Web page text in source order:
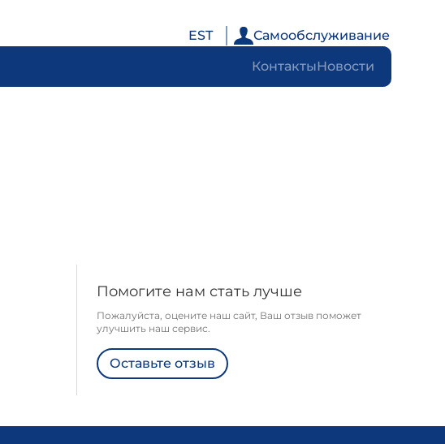
EST
Самообслуживание
КонтактыНовости
Помогите нам стать лучше
Пожалуйста, оцените наш сайт, Ваш отзыв поможет
улучшить наш сервис.
Оставьте отзыв